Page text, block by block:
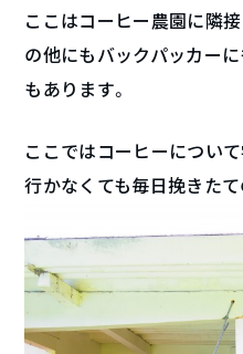
ここはコーヒー農園に隣
の他にもバックパッカー
もあります。
ここではコーヒーについ
行かなくても毎日挽きた